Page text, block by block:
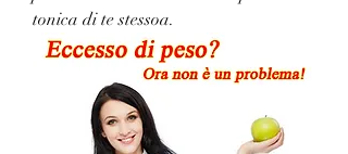
tonica di te stessoa.